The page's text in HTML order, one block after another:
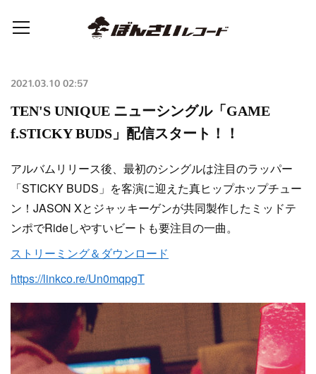
2021.03.10 02:57
TEN'S UNIQUE ニューシングル「GAME
f.STICKY BUDS」配信スタート！！
アルバムリリース後、最初のシングルは注目のラッパー
「STICKY BUDS」を客演に迎えた真ヒップホップチュー
ン！JASON Xとジャッキーゲンが共同製作したミッドテ
ンポでRideしやすいビートも要注目の一曲。
ストリーミング＆ダウンロード
https://linkco.re/Un0mqpgT